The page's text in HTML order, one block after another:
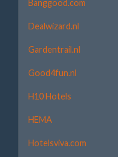
Banggood.com
Dealwizard.nl
Gardentrail.nl
Good4fun.nl
H10 Hotels
HEMA
Hotelsviva.com